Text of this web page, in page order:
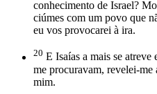
conhecimento de Israel?
ciúmes com um povo que
eu vos provocarei à ira.
20 E Isaías a mais se
me procuravam, revelei-me
mim.